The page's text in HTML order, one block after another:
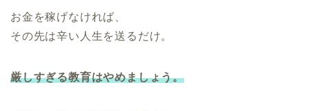
お金を稼げなければ、
その先は辛い人生を送るだけ。
厳しすぎる教育はやめましょう。